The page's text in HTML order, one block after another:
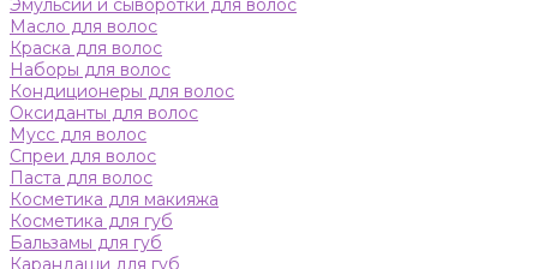
Эмульсии и сыворотки для волос
Масло для волос
Краска для волос
Наборы для волос
Кондиционеры для волос
Оксиданты для волос
Мусс для волос
Спреи для волос
Паста для волос
Косметика для макияжа
Косметика для губ
Бальзамы для губ
Карандаши для губ